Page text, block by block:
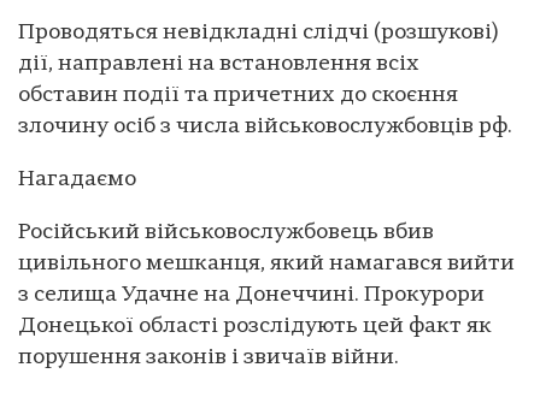
Проводяться невідкладні слідчі (розшукові)
дії, направлені на встановлення всіх
обставин події та причетних до скоєння
злочину осіб з числа військовослужбовців рф.
Нагадаємо
Російський військовослужбовець вбив
цивільного мешканця, який намагався вийти
з селища Удачне на Донеччині. Прокурори
Донецької області розслідують цей факт як
порушення законів і звичаїв війни.